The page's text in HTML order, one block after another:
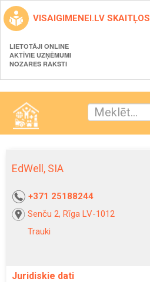
VISAIGIMENEI.LV SKAITĻOS
LIETOTĀJI ONLINE
AKTĪVIE UZŅĒMUMI
NOZARES RAKSTI
EdWell, SIA
+371 25188244
Senču 2, Rīga LV-1012
Trauki
Juridiskie dati